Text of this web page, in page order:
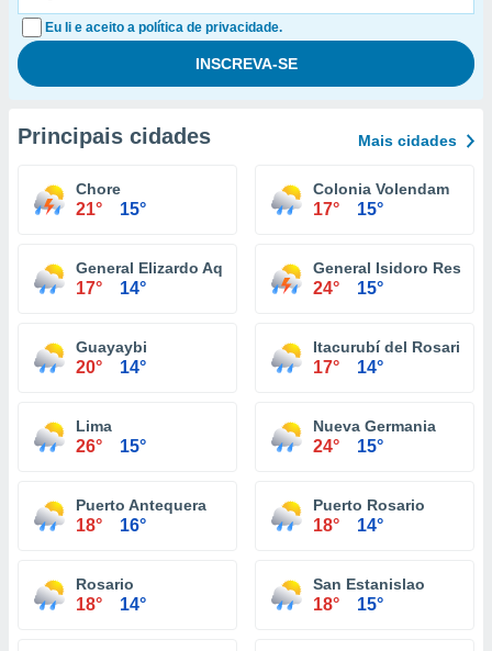
Eu li e aceito a política de privacidade.
Principais cidades Mais cidades
Chore
21° 15°
Colonia Volendam
17° 15°
General Elizardo Aquino
17° 14°
General Isidoro
24° 15°
Guayaybi
20° 14°
Itacurubí del Rosario
17° 14°
Lima
26° 15°
Nueva Germania
24° 15°
Puerto Antequera
18° 16°
Puerto Rosario
18° 14°
Rosario
18° 14°
San Estanislao
18° 15°